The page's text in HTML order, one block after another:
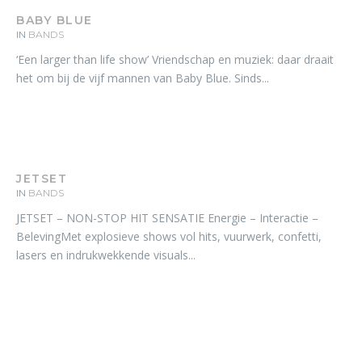
BABY BLUE
IN BANDS
‘Een larger than life show’ Vriendschap en muziek: daar draait
het om bij de vijf mannen van Baby Blue. Sinds...
JETSET
IN BANDS
JETSET – NON-STOP HIT SENSATIE Energie – Interactie –
BelevingMet explosieve shows vol hits, vuurwerk, confetti,
lasers en indrukwekkende visuals...